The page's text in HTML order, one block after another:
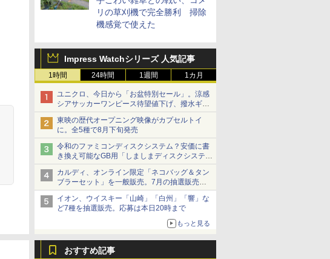
リの草刈機で完全勝利 掃除
機感覚で使えた
Impress Watchシリーズ 人気記事
1時間 24時間 1週間 1カ月
ユニクロ、今日から「お盆特別セール」。涼感
シアサッカーワンピース待望値下げ、撥水ギア
ショーツは1990円に
東映の歴代オープニング映像がカプセルトイ
に。全5種で8月下旬発売
令和のファミコンディスクシステム？安価に書
き換え可能なGB用「しましまディスクシステ
ム」
カルディ、オンライン限定「ネコバッグ＆タン
ブラーセット」を一般販売。7月の抽選販売の
当選無効分
イオン、ウイスキー「山崎」「白州」「響」な
ど7種を抽選販売。応募は本日20時まで
もっと見る
おすすめ記事